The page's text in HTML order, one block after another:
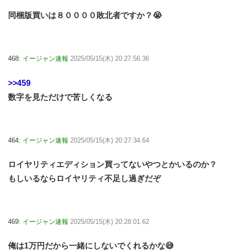
同梱版買いは８００００敗北者ですか？😭
468: イージャン速報 2025/05/15(木) 20:27:56.36
>>459
数字を見ただけで苦しくなる
464: イージャン速報 2025/05/15(木) 20:27:34.64
ロイヤリティエディション買ってないやつとかいるのか？
もしいるならロイヤリティ不足し過ぎだぞ
469: イージャン速報 2025/05/15(木) 20:28:01.62
俺は1万円だから一緒にしないでくれるかな😅